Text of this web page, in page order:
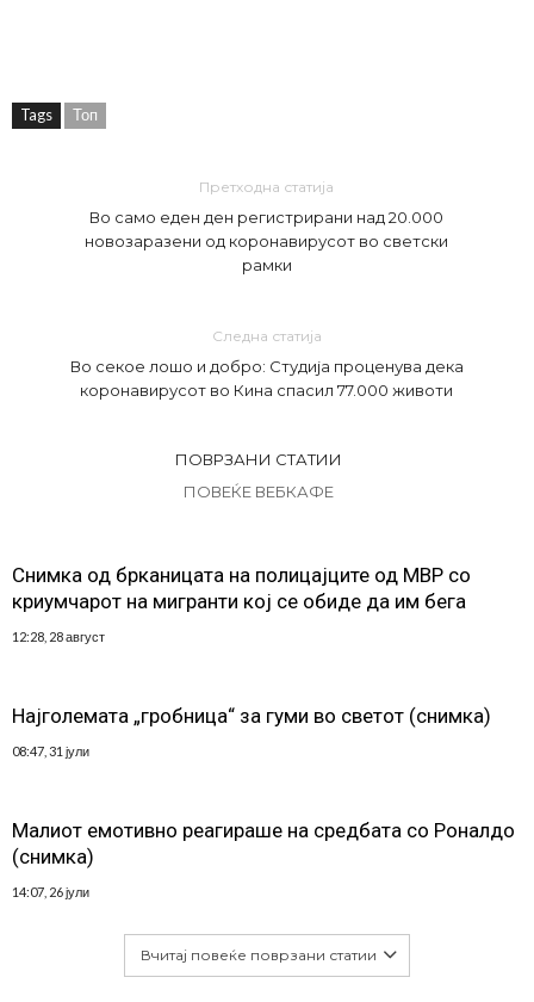
Tags Топ
Претходна статија
Во само еден ден регистрирани над 20.000
новозаразени од коронавирусот во светски
рамки
Следна статија
Во секое лошо и добро: Студија проценува дека
коронавирусот во Кина спасил 77.000 животи
ПОВРЗАНИ СТАТИИ
ПОВЕЌЕ ВЕБКАФЕ
Снимка од брканицата на полицајците од МВР со
криумчарот на мигранти кој се обиде да им бега
12:28, 28 август
Најголемата „гробница“ за гуми во светот (снимка)
08:47, 31 јули
Малиот емотивно реагираше на средбата со Роналдо
(снимка)
14:07, 26 јули
Вчитај повеќе поврзани статии